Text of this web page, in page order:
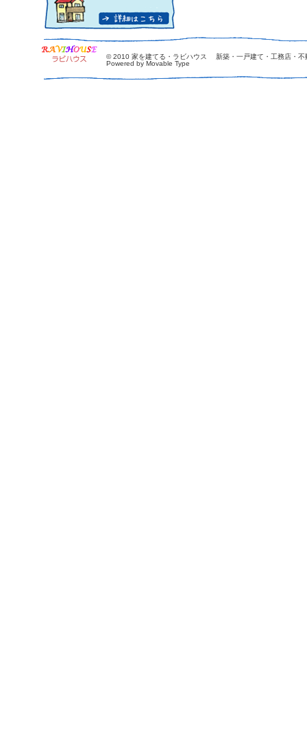
© 2010 家を建てる・ラビハウス 新築・一戸建て・工務店・不
Powered by Movable Type